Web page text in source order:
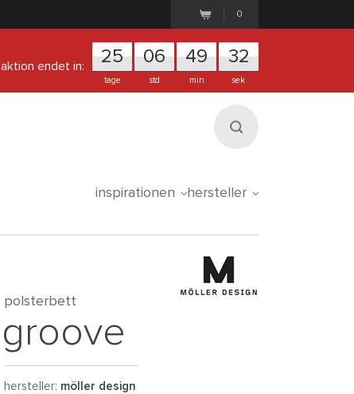
0
aktion endet in: 25
tage
06
std
49
min
32
sek
inspirationen hersteller
polsterbett
groove
hersteller: möller design